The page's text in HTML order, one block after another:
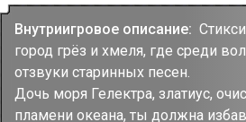
Внутриигровое описание:
город грёз и хмеля, где среди
отзвуки старинных песен.
Дочь моря Гелектра, златиус,
пламени океана, ты должна